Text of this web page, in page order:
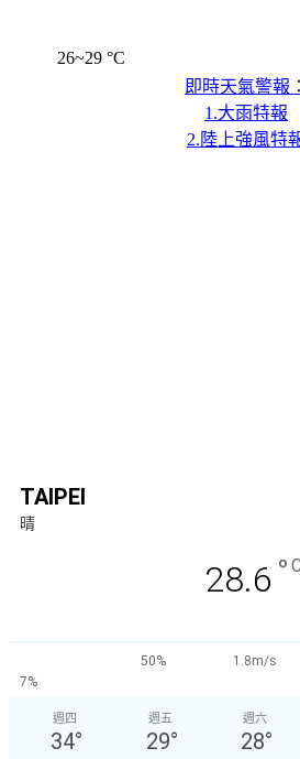
26~29 °C
即時天氣警報：
1.大雨特報
2.陸上強風特
TAIPEI
晴
28.6 °
50%
1.8m/s
7%
週四
34°
週五
29°
週六
28°